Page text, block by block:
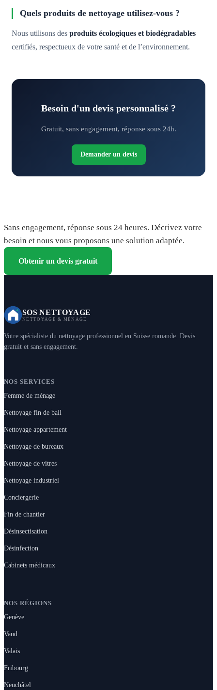
Quels produits de nettoyage utilisez-vous ?
Nous utilisons des produits écologiques et biodégradables
certifiés, respectueux de votre santé et de l’environnement.
Besoin d'un devis personnalisé ?
Gratuit, sans engagement, réponse sous 24h.
Demander un devis
Sans engagement, réponse sous 24 heures. Décrivez votre
besoin et nous vous proposons une solution adaptée.
Obtenir un devis gratuit
SOS NETTOYAGE
NETTOYAGE & MÉNAGE
Votre spécialiste du nettoyage professionnel en Suisse romande. Devis
gratuit et sans engagement.
NOS SERVICES
Femme de ménage
Nettoyage fin de bail
Nettoyage appartement
Nettoyage de bureaux
Nettoyage de vitres
Nettoyage industriel
Conciergerie
Fin de chantier
Désinsectisation
Désinfection
Cabinets médicaux
NOS RÉGIONS
Genève
Vaud
Valais
Fribourg
Neuchâtel